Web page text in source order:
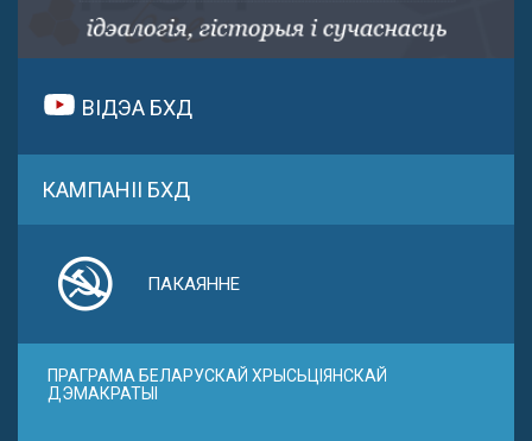
ВІДЭА БХД
КАМПАНІІ БХД
ПАКАЯННЕ
ПРАГРАМА БЕЛАРУСКАЙ ХРЫСЬЦІЯНСКАЙ
ДЭМАКРАТЫІ